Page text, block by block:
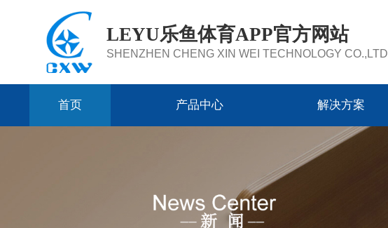
LEYU乐鱼体育APP官方网站
SHENZHEN CHENG XIN WEI TECHNOLOGY CO.,LTD
首页 产品中心 解决方案